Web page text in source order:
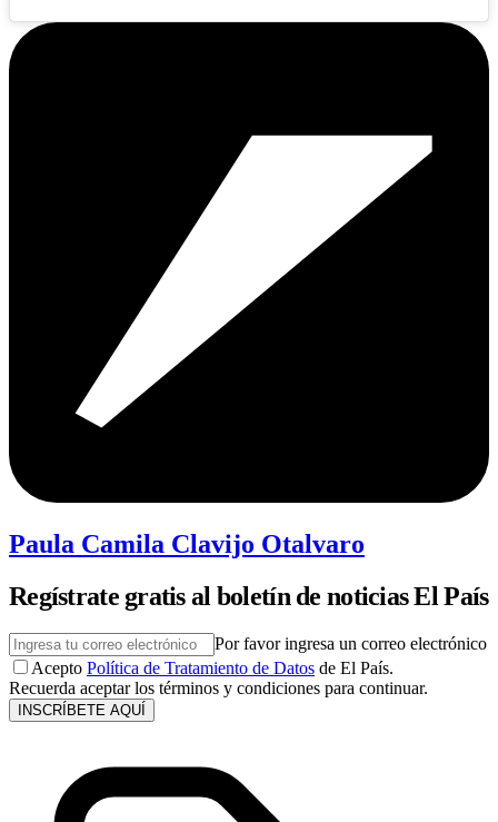
Paula Camila Clavijo Otalvaro
Regístrate gratis al boletín de noticias El País
Por favor ingresa un correo electrónico
Acepto Política de Tratamiento de Datos de El País.
Recuerda aceptar los términos y condiciones para continuar.
INSCRÍBETE AQUÍ